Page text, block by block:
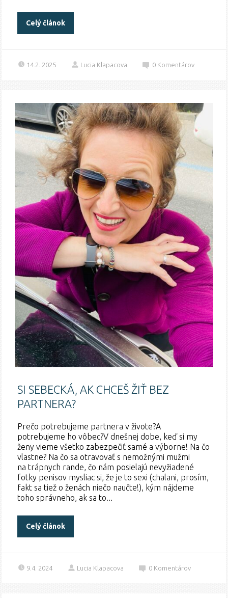
Celý článok
14.2. 2025 Lucia Klapacova 0 Komentárov
SI SEBECKÁ, AK CHCEŠ ŽIŤ BEZ
PARTNERA?
Prečo potrebujeme partnera v živote?A
potrebujeme ho vôbec?V dnešnej dobe, keď si my
ženy vieme všetko zabezpečiť samé a výborne! Na čo
vlastne? Na čo sa otravovať s nemožnými mužmi
na trápnych rande, čo nám posielajú nevyžiadené
fotky penisov mysliac si, že je to sexi (chalani, prosím,
fakt sa tiež o ženách niečo naučte!), kým nájdeme
toho správneho, ak sa to...
Celý článok
9.4. 2024 Lucia Klapacova 0 Komentárov